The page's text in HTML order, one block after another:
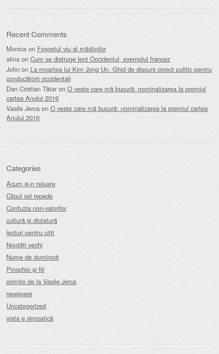
Recent Comments
Monica on Foșnetul viu al măslinilor
alina on Cum se distruge lent Occidentul, exemplul francez
John on La moartea lui Kim Jong Un. Ghid de discurs corect politic pentru
conducătorii occidentali
Dan Cristian Tătar on O veste care mă bucură: nominalizarea la premiul
cartea Anului 2016
Vasile Jerca on O veste care mă bucură: nominalizarea la premiul cartea
Anului 2016
Categories
Acum și-n reluare
Clipul cel repede
Confuzia non-valorilor
cultură şi dictatură
lecturi pentru citit
Noutăţi vechi
Nume de duminică
Pinochio şi fiii
primite de la Vasile Jerca
repejoare
Uncategorized
viata e simpatică